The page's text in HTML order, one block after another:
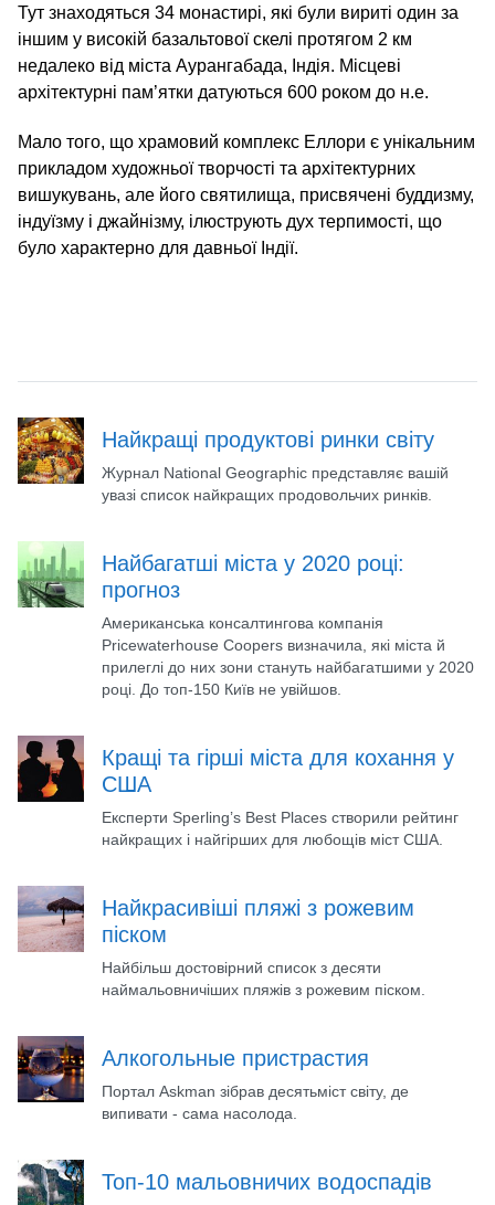
Тут знаходяться 34 монастирі, які були вириті один за
іншим у високій базальтової скелі протягом 2 км
недалеко від міста Аурангабада, Індія. Місцеві
архітектурні пам’ятки датуються 600 роком до н.е.
Мало того, що храмовий комплекс Еллори є унікальним
прикладом художньої творчості та архітектурних
вишукувань, але його святилища, присвячені буддизму,
індуїзму і джайнізму, ілюструють дух терпимості, що
було характерно для давньої Індії.
Найкращі продуктові ринки світу
Журнал National Geographic представляє вашій
увазі список найкращих продовольчих ринків.
Найбагатші міста у 2020 році:
прогноз
Американська консалтингова компанія
Pricewaterhouse Coopers визначила, які міста й
прилеглі до них зони стануть найбагатшими у 2020
році. До топ-150 Київ не увійшов.
Кращі та гірші міста для кохання у
США
Експерти Sperling’s Best Places створили рейтинг
найкращих і найгірших для любощів міст США.
Найкрасивіші пляжі з рожевим
піском
Найбільш достовірний список з десяти
наймальовничіших пляжів з рожевим піском.
Алкогольные пристрастия
Портал Askman зібрав десятьміст світу, де
випивати - сама насолода.
Топ-10 мальовничих водоспадів